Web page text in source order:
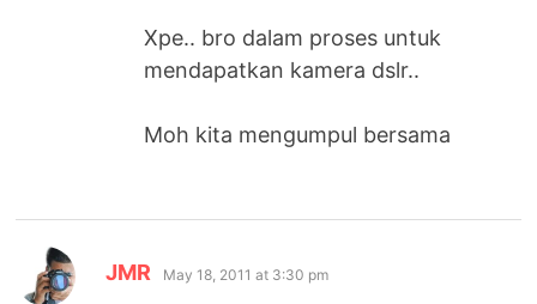
Xpe.. bro dalam proses untuk
mendapatkan kamera dslr..
Moh kita mengumpul bersama
JMR says:
May 18, 2011 at 3:30 pm